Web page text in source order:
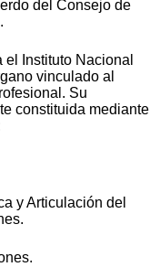
del Consejo de
Instituto Nacional
vinculado al
Su
constituida mediante
y Articulación del